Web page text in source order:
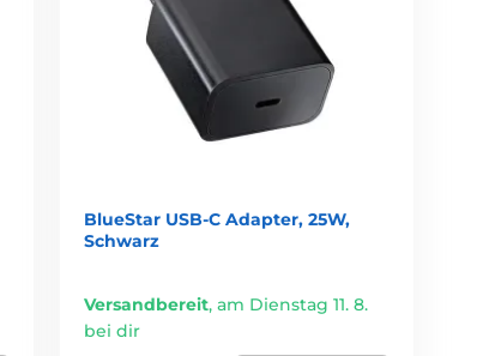
BlueStar USB-C Adapter, 25W,
Schwarz
Versandbereit,am Dienstag 11. 8.
bei dir